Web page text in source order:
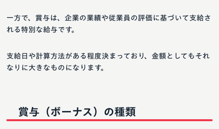
一方で、賞与は、企業の業績や従業員の評価に基づいて支給さ
れる特別な給与です。
支給日や計算方法がある程度決まっており、金額としてもそれ
なりに大きなものになります。
賞与（ボーナス）の種類